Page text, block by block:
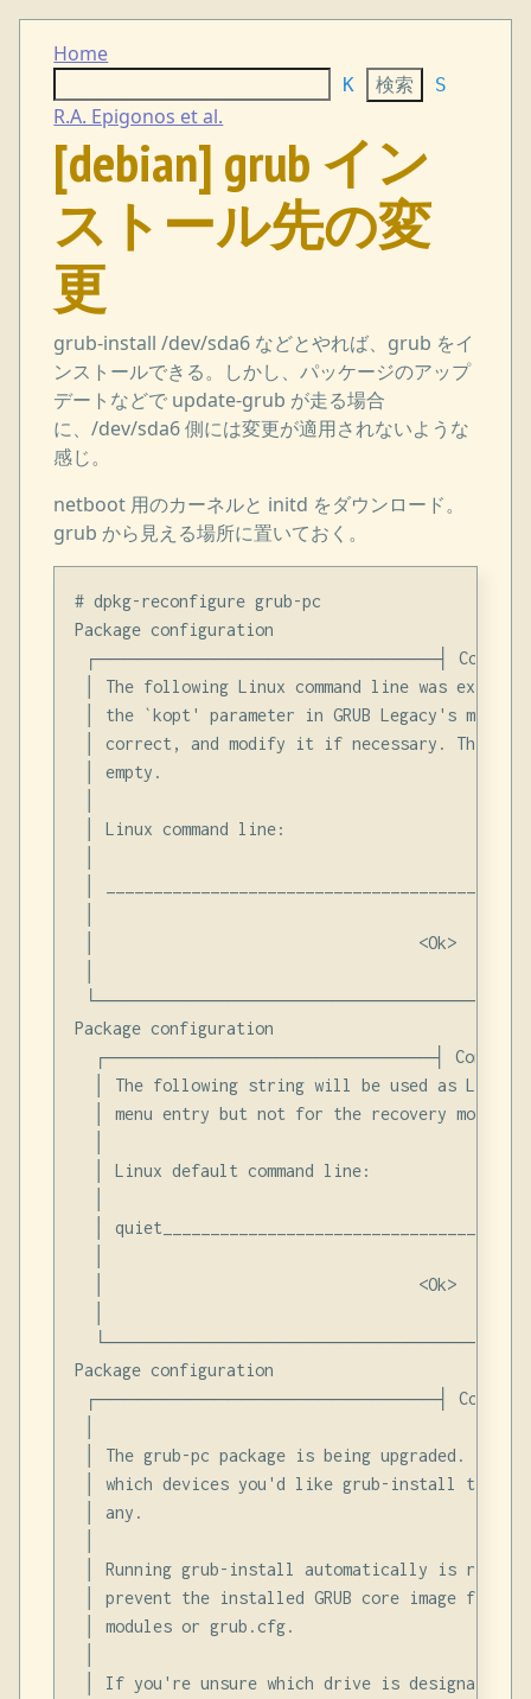
Home
K S
R.A. Epigonos et al.
[debian] grub イン
ストール先の変
更
grub-install /dev/sda6 などとやれば、grub をイ
ンストールできる。しかし、パッケージのアップ
デートなどで update-grub が走る場合
に、/dev/sda6 側には変更が適用されないような
感じ。
netboot 用のカーネルと initd をダウンロード。
grub から見える場所に置いておく。
# dpkg-reconfigure grub-pc
Package configuration
┌──────────────────────────┤
│ The following Linux command line was
│ the `kopt' parameter in GRUB Legacy's
│ correct, and modify it if necessary. The
│ empty.
│ Linux command line:
│                                  <Ok>
Package configuration
┌─────────────────────────┤
│ The following string will be used as Linux
│ menu entry but not for the recovery mode.
│ Linux default command line:
│
│                                 <Ok>
Package configuration
┌──────────────────────────┤
│ The grub-pc package is being upgraded. This
│ which devices you'd like grub-install to
│ any.
│ Running grub-install automatically is
│ prevent the installed GRUB core image from
│ modules or grub.cfg.
│ If you're unsure which drive is designated